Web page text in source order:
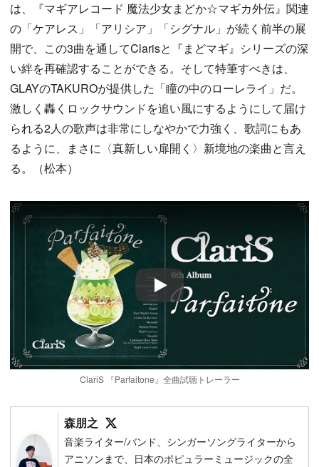
は、『マギアレコード 魔法少女まどか☆マギカ外伝』関連
の「ケアレス」「アリシア」「シグナル」が続く前半の展
開で、この3曲を通してClarisと『まどマギ』シリーズの深
い絆を再確認することができる。そして特筆すべきは、
GLAYのTAKUROが提供した「瞳の中のローレライ」だ。
激しく轟くロックサウンドを追い風にするようにして届け
られる2人の歌声は非常にしなやかで力強く、歌詞にもあ
るように、まさに〈真新しい扉開く〉新境地の楽曲と言え
る。（松本）
Play
ClariS 『Parfaitone』全曲試聴トレーラー
森朋之
音楽ライター/バンド、シンガーソングライターから
アニソンまで、日本のポピュラーミュージックの全